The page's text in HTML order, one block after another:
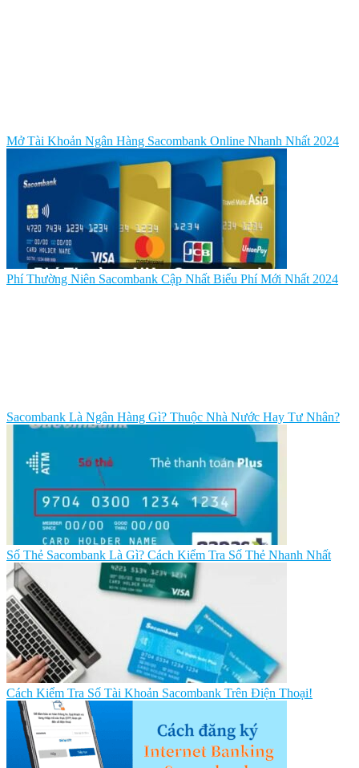
Mở Tài Khoản Ngân Hàng Sacombank Online Nhanh Nhất 2024
Phí Thường Niên Sacombank Cập Nhất Biểu Phí Mới Nhất 2024
Sacombank Là Ngân Hàng Gì? Thuộc Nhà Nước Hay Tư Nhân?
Số Thẻ Sacombank Là Gì? Cách Kiểm Tra Số Thẻ Nhanh Nhất
Cách Kiểm Tra Số Tài Khoản Sacombank Trên Điện Thoại!